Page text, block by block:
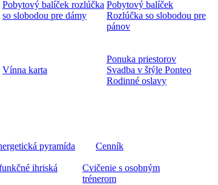
Pobytový balíček rozlúčka
so slobodou pre dámy
Pobytový balíček
Rozlúčka so slobodou pre
pánov
Vínna karta
Ponuka priestorov
Svadba v štýle Ponteo
Rodinné oslavy
pyramída
Cenník
ihriská
Cvičenie s osobným
trénerom